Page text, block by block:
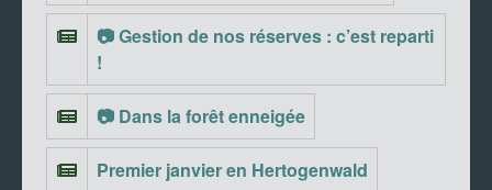
📷 Gestion de nos réserves : c’est reparti
!
📷 Dans la forêt enneigée
Premier janvier en Hertogenwald